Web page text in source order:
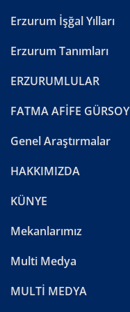
Erzurum İşğal Yılları
Erzurum Tanımları
ERZURUMLULAR
FATMA AFİFE GÜRSOY
Genel Araştırmalar
HAKKIMIZDA
KÜNYE
Mekanlarımız
Multi Medya
MULTİ MEDYA